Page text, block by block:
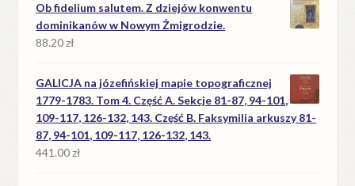
Ob fidelium salutem. Z dziejów konwentu
dominikanów w Nowym Żmigrodzie.
88.20zł
GALICJA na józefińskiej mapie topograficznej
1779-1783. Tom 4. Część A. Sekcje 81-87, 94-101,
109-117, 126-132, 143. Część B. Faksymilia arkuszy 81-
87, 94-101, 109-117, 126-132, 143.
441.00zł